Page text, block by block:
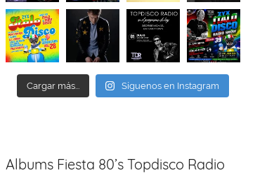
Cargar más... Síguenos en Instagram
Albums Fiesta 80’s Topdisco Radio